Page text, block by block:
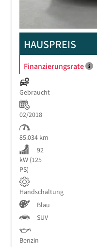
HAUSPREIS
Finanzierungsrate
Gebraucht
02/2018
85.034 km
92
kW (125
PS)
Handschaltung
Blau
SUV
Benzin